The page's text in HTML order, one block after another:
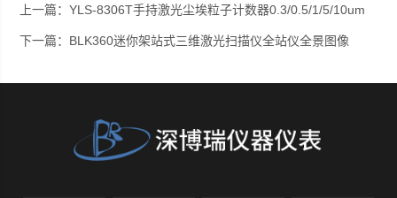
上一篇：YLS-8306T手持激光尘埃粒子计数器0.3/0.5/1/5/10um
下一篇： BLK360迷你架站式三维激光扫描仪全站仪全景图像